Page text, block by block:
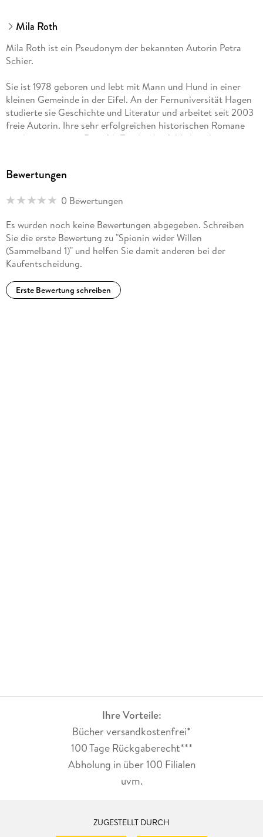
Mila Roth
Mila Roth ist ein Pseudonym der bekannten Autorin Petra
Schier.
Sie ist 1978 geboren und lebt mit Mann und Hund in einer
kleinen Gemeinde in der Eifel. An der Fernuniversität Hagen
studierte sie Geschichte und Literatur und arbeitet seit 2003
freie Autorin. Ihre sehr erfolgreichen historischen Romane
erscheinen u. a. im Rowohlt Taschenbuch Verlag, ihre
verschiedene erfolgreiche Buchserien.
Bewertungen
0 Bewertungen
Es wurden noch keine Bewertungen abgegeben. Schreiben
Sie die erste Bewertung zu "Spionin wider Willen
(Sammelband 1)" und helfen Sie damit anderen bei der
Kaufentscheidung.
Erste Bewertung schreiben
Ihre Vorteile:
Bücher versandkostenfrei*
100 Tage Rückgaberecht***
Abholung in über 100 Filialen
uvm.
ZUGESTELLT DURCH